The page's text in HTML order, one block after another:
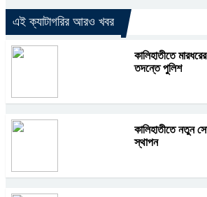
এই ক্যাটাগরির আরও খবর
কালিহাতীতে
তদন্তে পুলিশ
কালিহাতীতে নতুন
স্থাপন